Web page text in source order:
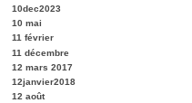
10dec2023
10 mai
11 février
11 décembre
12 mars 2017
12janvier2018
12 août